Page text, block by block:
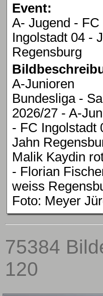
Event:
A- Jugend - FC
Ingolstadt 04 -
Regensburg
A-Junioren
Bundesliga -
2026/27 - A-
- FC Ingolstadt
Jahn
Malik Kaydin
- Florian
weiss
Foto: Meyer
75384
120